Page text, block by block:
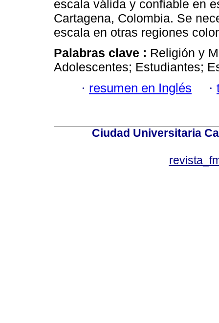
escala válida y confiable en
Cartagena, Colombia. Se
escala en otras regiones
Palabras clave : Religión y
Adolescentes; Estudiantes;
· resumen en Inglés ·
Ciudad Universitaria